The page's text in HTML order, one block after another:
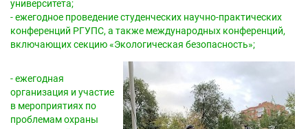
университета;
- ежегодное проведение студенческих научно-практических
конференций РГУПС, а также международных конференций,
включающих секцию «Экологическая безопасность»;
- ежегодная
организация и участие
в мероприятиях по
проблемам охраны